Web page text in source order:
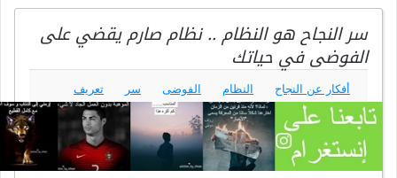
سر النجاح هو النظام .. نظام صارم يقضي على
الفوضى في حياتك
أفكار عن النجاح النظام الفوضى سر
تعريف
النجاح و ما هو النجاح
93 تابعنا على انستغرام